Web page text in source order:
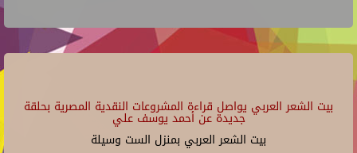
بيت الشعر العربي يواصل قراءة المشروعات النقدية المصرية بحلقة
جديدة عن أحمد يوسف علي
بيت الشعر العربي بمنزل الست وسيلة